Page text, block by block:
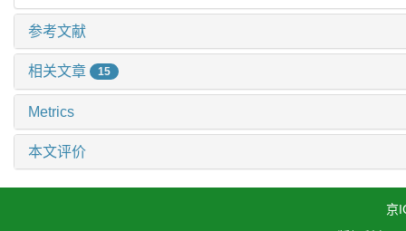
参考文献
相关文章 15
Metrics
本文评价
京